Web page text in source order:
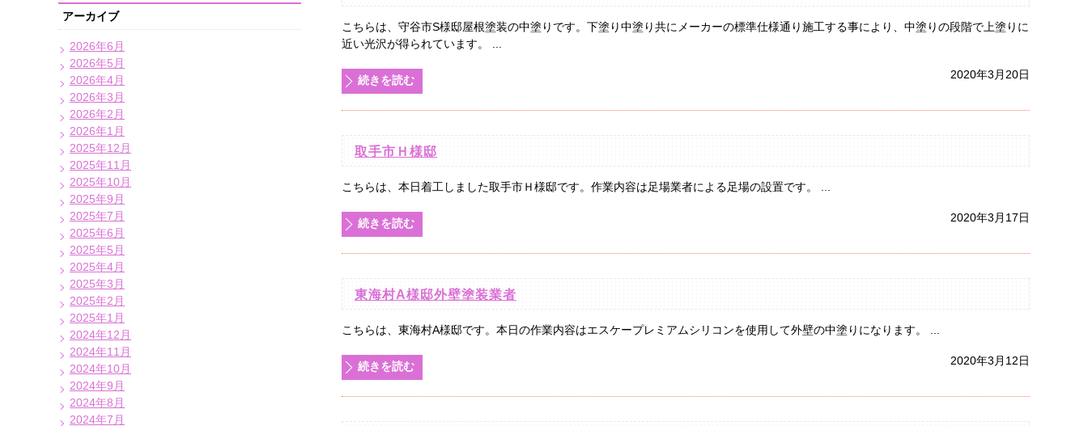
こちらは、守谷市S様邸屋根塗装の中塗りです。下塗り中塗り共にメーカーの標準仕様通り施工する事により、中塗りの段階で上塗りに
近い光沢が得られています。 ...
2020年3月20日
続きを読む
取手市Ｈ様邸
こちらは、本日着工しました取手市Ｈ様邸です。作業内容は足場業者による足場の設置です。 ...
2020年3月17日
続きを読む
東海村A様邸外壁塗装業者
こちらは、東海村A様邸です。本日の作業内容はエスケープレミアムシリコンを使用して外壁の中塗りになります。 ...
2020年3月12日
続きを読む
アーカイブ
2026年6月
2026年5月
2026年4月
2026年3月
2026年2月
2026年1月
2025年12月
2025年11月
2025年10月
2025年9月
2025年7月
2025年6月
2025年5月
2025年4月
2025年3月
2025年2月
2025年1月
2024年12月
2024年11月
2024年10月
2024年9月
2024年8月
2024年7月